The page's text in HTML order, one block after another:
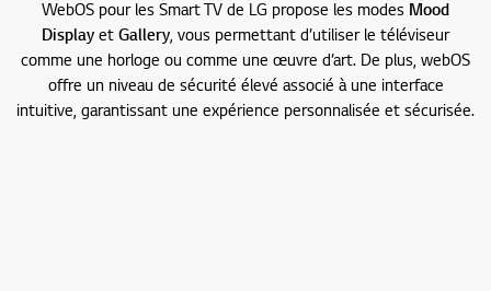
WebOS pour les Smart TV de LG propose les modes Mood
Display et Gallery, vous permettant d’utiliser le téléviseur
comme une horloge ou comme une œuvre d’art. De plus, webOS
offre un niveau de sécurité élevé associé à une interface
intuitive, garantissant une expérience personnalisée et sécurisée.